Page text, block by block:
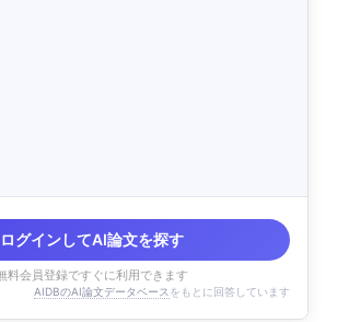
ログインしてAI論文を探す
料会員登録ですぐに利用できます
AIDBのAI論文データベース をもとに回答しています